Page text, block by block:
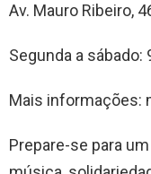
Av. Mauro Ribeiro,
Segunda a sábado:
Mais informações:
Prepare-se para